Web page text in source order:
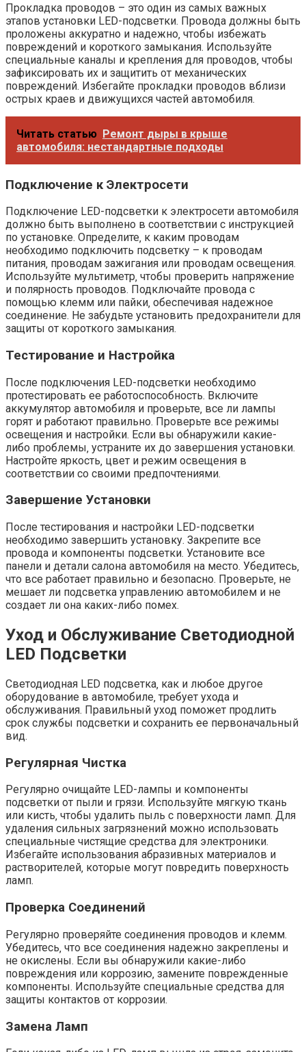
Прокладка проводов – это один из самых важных
этапов установки LED-подсветки. Провода должны быть
проложены аккуратно и надежно‚ чтобы избежать
повреждений и короткого замыкания. Используйте
специальные каналы и крепления для проводов‚ чтобы
зафиксировать их и защитить от механических
повреждений. Избегайте прокладки проводов вблизи
острых краев и движущихся частей автомобиля.
Читать статью Ремонт дыры в крыше
автомобиля: нестандартные подходы
Подключение к Электросети
Подключение LED-подсветки к электросети автомобиля
должно быть выполнено в соответствии с инструкцией
по установке. Определите‚ к каким проводам
необходимо подключить подсветку – к проводам
питания‚ проводам зажигания или проводам освещения.
Используйте мультиметр‚ чтобы проверить напряжение
и полярность проводов. Подключайте провода с
помощью клемм или пайки‚ обеспечивая надежное
соединение. Не забудьте установить предохранители для
защиты от короткого замыкания.
Тестирование и Настройка
После подключения LED-подсветки необходимо
протестировать ее работоспособность. Включите
аккумулятор автомобиля и проверьте‚ все ли лампы
горят и работают правильно. Проверьте все режимы
освещения и настройки. Если вы обнаружили какие-
либо проблемы‚ устраните их до завершения установки.
Настройте яркость‚ цвет и режим освещения в
соответствии со своими предпочтениями.
Завершение Установки
После тестирования и настройки LED-подсветки
необходимо завершить установку. Закрепите все
провода и компоненты подсветки. Установите все
панели и детали салона автомобиля на место. Убедитесь‚
что все работает правильно и безопасно. Проверьте‚ не
мешает ли подсветка управлению автомобилем и не
создает ли она каких-либо помех.
Уход и Обслуживание Светодиодной
LED Подсветки
Светодиодная LED подсветка‚ как и любое другое
оборудование в автомобиле‚ требует ухода и
обслуживания. Правильный уход поможет продлить
срок службы подсветки и сохранить ее первоначальный
вид.
Регулярная Чистка
Регулярно очищайте LED-лампы и компоненты
подсветки от пыли и грязи. Используйте мягкую ткань
или кисть‚ чтобы удалить пыль с поверхности ламп. Для
удаления сильных загрязнений можно использовать
специальные чистящие средства для электроники.
Избегайте использования абразивных материалов и
растворителей‚ которые могут повредить поверхность
ламп.
Проверка Соединений
Регулярно проверяйте соединения проводов и клемм.
Убедитесь‚ что все соединения надежно закреплены и
не окислены. Если вы обнаружили какие-либо
повреждения или коррозию‚ замените поврежденные
компоненты. Используйте специальные средства для
защиты контактов от коррозии.
Замена Ламп